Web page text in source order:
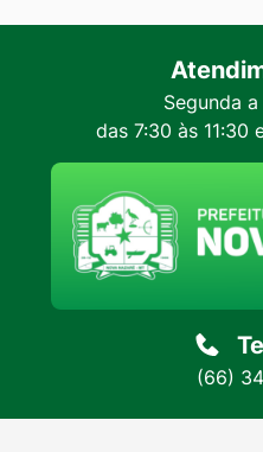
Segunda
das 7:30 às 11:30
(66)